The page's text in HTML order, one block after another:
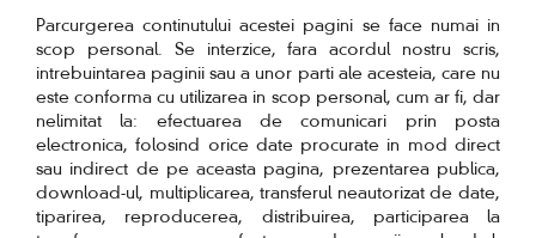
Parcurgerea continutului acestei pagini se face numai in
scop personal. Se interzice, fara acordul nostru scris,
intrebuintarea paginii sau a unor parti ale acesteia, care nu
este conforma cu utilizarea in scop personal, cum ar fi, dar
nelimitat la: efectuarea de comunicari prin posta
electronica, folosind orice date procurate in mod direct
sau indirect de pe aceasta pagina, prezentarea publica,
download-ul, multiplicarea, transferul neautorizat de date,
tiparirea, reproducerea, distribuirea, participarea la